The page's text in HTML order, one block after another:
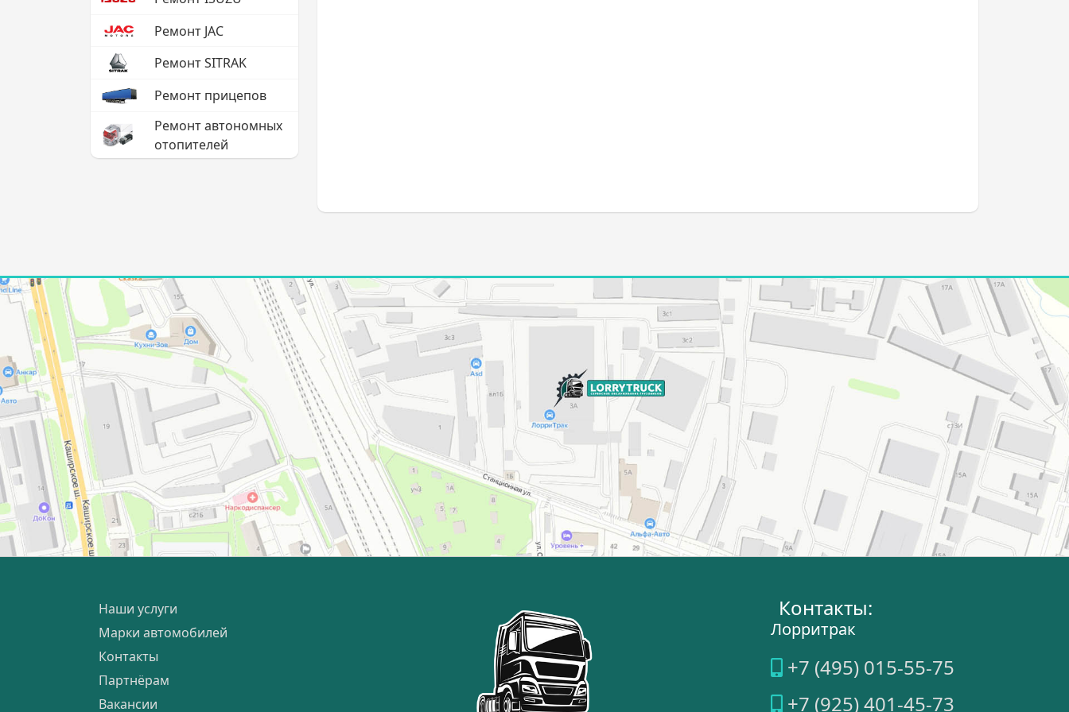
Ремонт JAC
Ремонт SITRAK
Ремонт прицепов
Ремонт автономных
отопителей
Наши услуги
Марки автомобилей
Контакты
Партнёрам
Вакансии
Контакты:
Лорритрак
+7 (495) 015-55-75
+7 (925) 401-45-73